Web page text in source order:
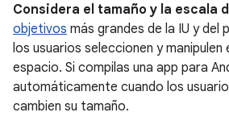
Considera el tamaño y la escala
objetivos más grandes de la IU y del
los usuarios seleccionen y manipulen
espacio. Si compilas una app para
automáticamente cuando los
cambien su tamaño.